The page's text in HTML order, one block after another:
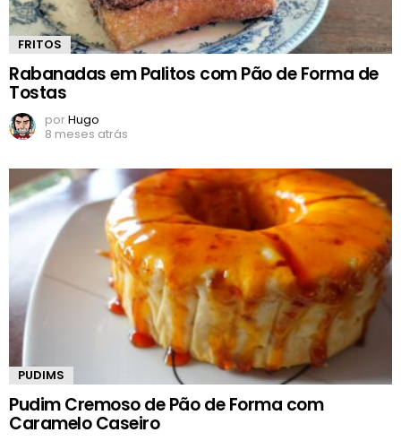
FRITOS
Rabanadas em Palitos com Pão de Forma de
Tostas
porHugo
8 meses atrás
PUDIMS
Pudim Cremoso de Pão de Forma com
Caramelo Caseiro